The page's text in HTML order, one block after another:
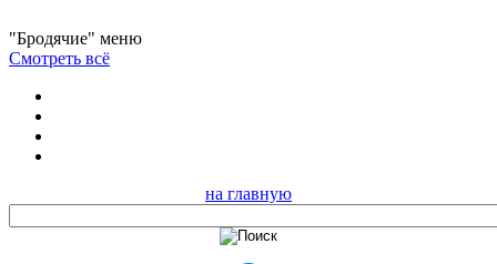
"Бродячие" меню
Смотреть всё
на главную